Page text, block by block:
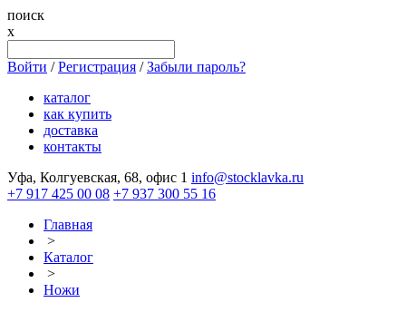
поиск
x
Войти / Регистрация / Забыли пароль?
каталог
как купить
доставка
контакты
Уфа, Колгуевская, 68, офис 1 info@stocklavka.ru
+7 917 425 00 08 +7 937 300 55 16
Главная
>
Каталог
>
Ножи